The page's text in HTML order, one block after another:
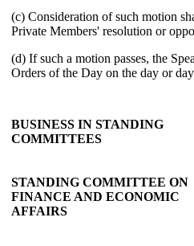
(c) Consideration of such motion
Private Members' resolution or
(d) If such a motion passes, the
Orders of the Day on the day or
BUSINESS IN STANDING
COMMITTEES
STANDING COMMITTEE ON
FINANCE AND ECONOMIC
AFFAIRS